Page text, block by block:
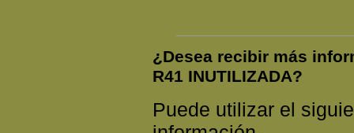
¿Desea recibir más
R41 INUTILIZADA?
Puede utilizar el